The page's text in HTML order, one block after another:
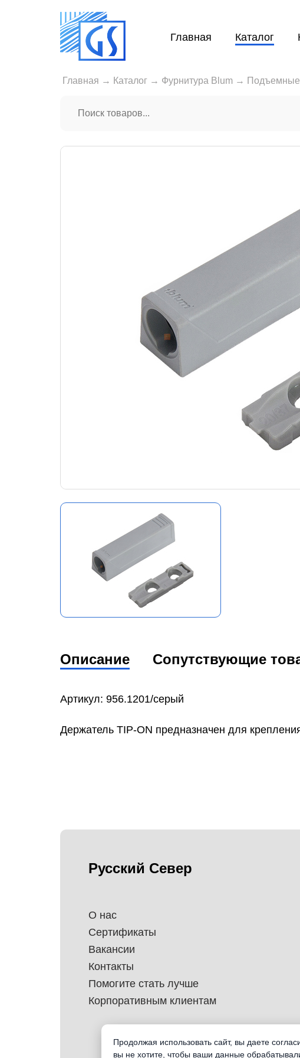
Главная Каталог
Главная → Каталог → Фурнитура Blum →
Описание Сопутствующие
Артикул: 956.1201/серый
Держатель TIP-ON предназначен для
Русский Север
О нас
Сертификаты
Вакансии
Контакты
Помогите стать лучше
Корпоративным клиентам
Продолжая использовать сайт, вы даете
вы не хотите, чтобы ваши данные